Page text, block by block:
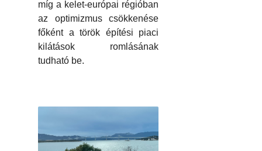
míg a kelet-európai régióban
az optimizmus csökkenése
főként a török építési piaci
kilátások romlásának
tudható be.